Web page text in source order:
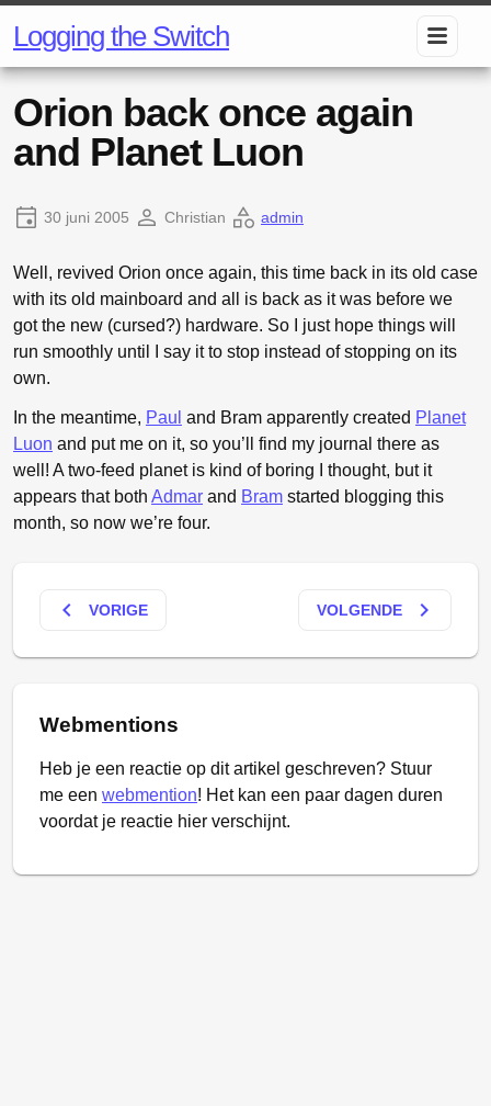
Logging the Switch
Orion back once again
and Planet Luon
30 juni 2005 Christian admin
Well, revived Orion once again, this time back in its old case
with its old mainboard and all is back as it was before we
got the new (cursed?) hardware. So I just hope things will
run smoothly until I say it to stop instead of stopping on its
own.
In the meantime, Paul and Bram apparently created Planet
Luon and put me on it, so you’ll find my journal there as
well! A two-feed planet is kind of boring I thought, but it
appears that both Admar and Bram started blogging this
month, so now we’re four.
keyboard_arrow_left VORIGE VOLGENDE keyboard_arrow_right
Webmentions
Heb je een reactie op dit artikel geschreven? Stuur
me een webmention! Het kan een paar dagen duren
voordat je reactie hier verschijnt.